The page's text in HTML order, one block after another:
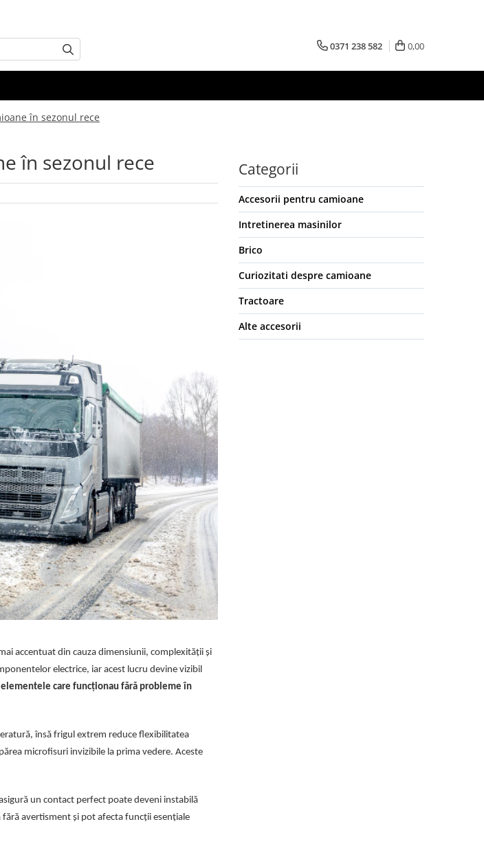
0371 238 582 0,00
în sezonul rece
în sezonul rece
accentuat din cauza dimensiunii, complexității și
electrice, iar acest lucru devine vizibil
care funcționau fără probleme în
însă frigul extrem reduce flexibilitatea
microfisuri invizibile la prima vedere. Aceste
un contact perfect poate deveni instabilă
avertisment și pot afecta funcții esențiale
Categorii
Accesorii pentru camioane
Intretinerea masinilor
Brico
Curiozitati despre camioane
Tractoare
Alte accesorii